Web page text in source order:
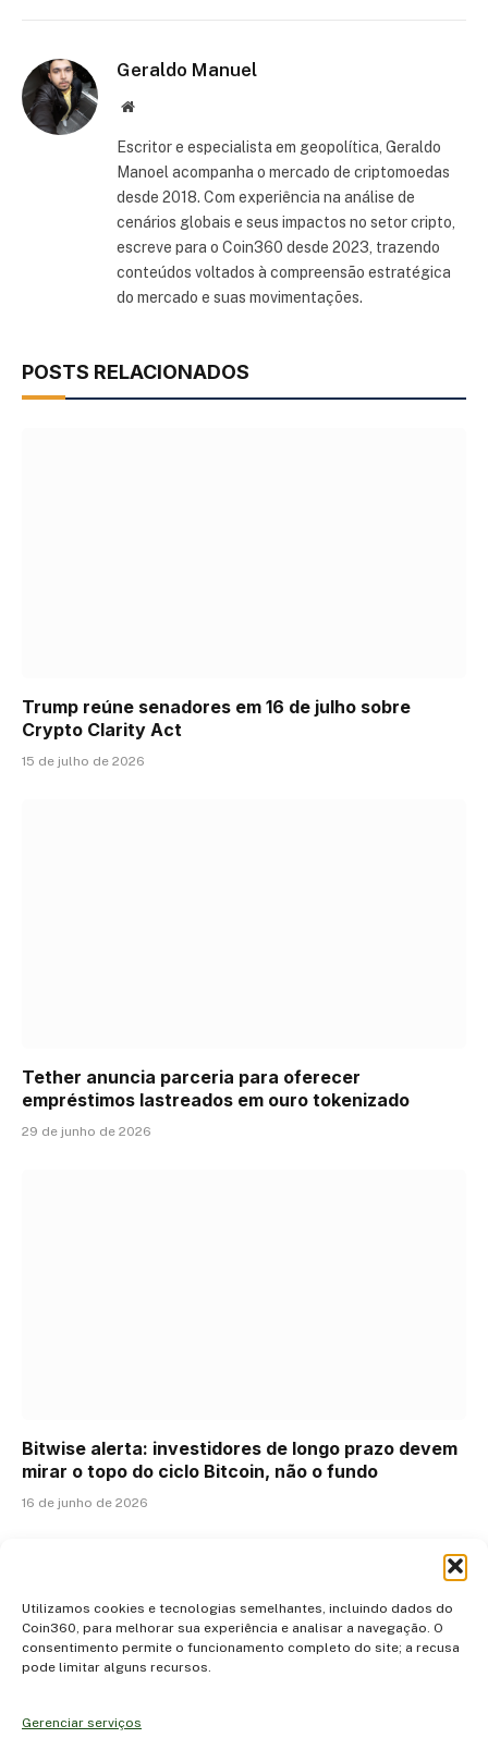
Utilizamos cookies e tecnologias semelhantes, incluindo dados do
Coin360, para melhorar sua experiência e analisar a navegação. O
consentimento permite o funcionamento completo do site; a recusa
pode limitar alguns recursos.
Gerenciar serviços
Geraldo Manuel
Site
Escritor e especialista em geopolítica, Geraldo
Manoel acompanha o mercado de criptomoedas
desde 2018. Com experiência na análise de
cenários globais e seus impactos no setor cripto,
escreve para o Coin360 desde 2023, trazendo
conteúdos voltados à compreensão estratégica
do mercado e suas movimentações.
POSTS RELACIONADOS
Trump reúne senadores em 16 de julho sobre
Crypto Clarity Act
15 de julho de 2026
Tether anuncia parceria para oferecer
empréstimos lastreados em ouro tokenizado
29 de junho de 2026
Bitwise alerta: investidores de longo prazo devem
mirar o topo do ciclo Bitcoin, não o fundo
16 de junho de 2026